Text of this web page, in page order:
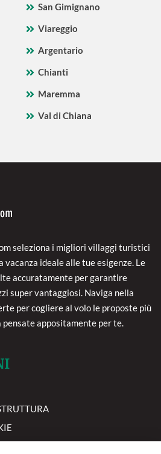
San Gimignano
Viareggio
Argentario
Chianti
Maremma
Val di Chiana
seleziona i migliori villaggi turistici
ideale alle tue esigenze. Le
accuratamente per garantire
super vantaggiosi. Naviga nella
per cogliere al volo le proposte più
pensate appositamente per te.